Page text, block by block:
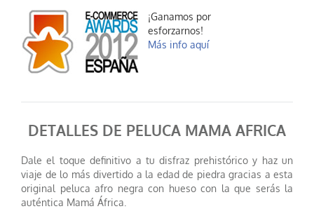
¡Ganamos por
esforzarnos!
Más info aquí
DETALLES DE PELUCA MAMA AFRICA
Dale el toque definitivo a tu disfraz prehistórico y haz un
viaje de lo más divertido a la edad de piedra gracias a esta
original peluca afro negra con hueso con la que serás la
auténtica Mamá África.